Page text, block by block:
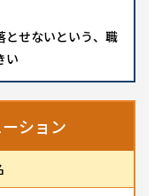
とせないという、職
い
ション